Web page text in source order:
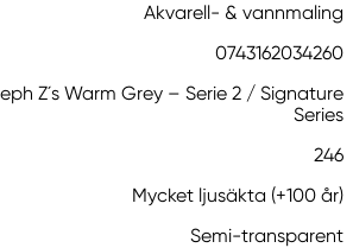
Akvarell- & vannmaling
0743162034260
Z´s Warm Grey – Serie 2 / Signature
Series
246
Mycket ljusäkta (+100 år)
Semi-transparent